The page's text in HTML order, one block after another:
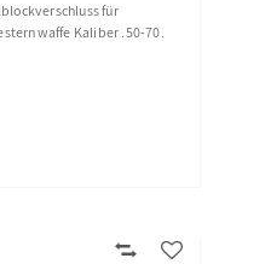
für
Kaliber .50-70.